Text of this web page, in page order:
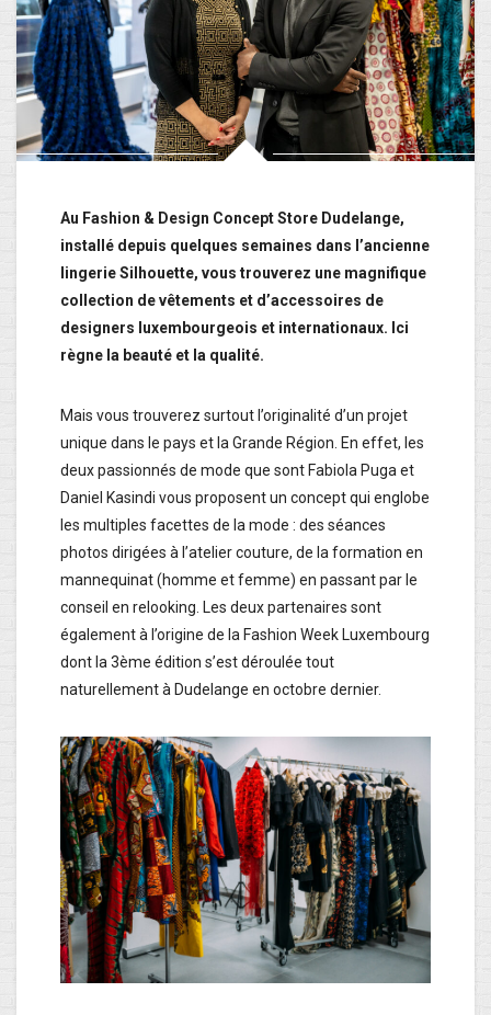
Au Fashion & Design Concept Store Dudelange,
installé depuis quelques semaines dans l’ancienne
lingerie Silhouette, vous trouverez une magnifique
collection de vêtements et d’accessoires de
designers luxembourgeois et internationaux. Ici
règne la beauté et la qualité.
Mais vous trouverez surtout l’originalité d’un projet
unique dans le pays et la Grande Région. En effet, les
deux passionnés de mode que sont Fabiola Puga et
Daniel Kasindi vous proposent un concept qui englobe
les multiples facettes de la mode : des séances
photos dirigées à l’atelier couture, de la formation en
mannequinat (homme et femme) en passant par le
conseil en relooking. Les deux partenaires sont
également à l’origine de la Fashion Week Luxembourg
dont la 3ème édition s’est déroulée tout
naturellement à Dudelange en octobre dernier.